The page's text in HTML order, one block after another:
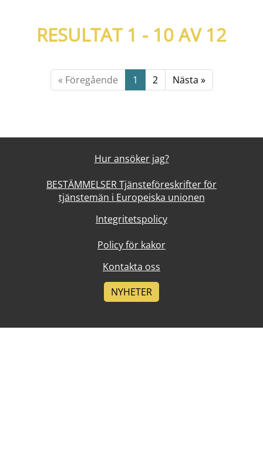
RESULTAT 1 - 10 AV12
« Föregående 1 2 Nästa »
Hur ansöker jag?
BESTÄMMELSER Tjänsteföreskrifter för
tjänstemän i Europeiska unionen
Integritetspolicy
Policy för kakor
Kontakta oss
NYHETER